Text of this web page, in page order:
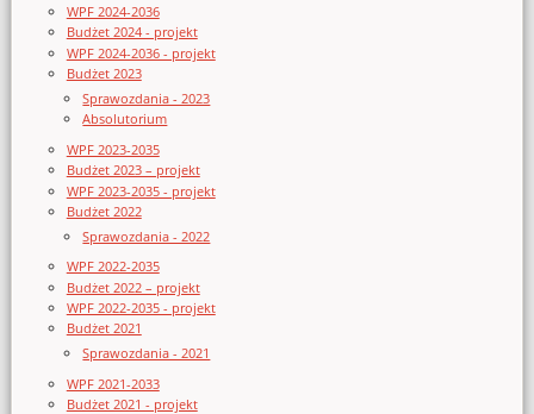
WPF 2024-2036
Budżet 2024 - projekt
WPF 2024-2036 - projekt
Budżet 2023
Sprawozdania - 2023
Absolutorium
WPF 2023-2035
Budżet 2023 – projekt
WPF 2023-2035 - projekt
Budżet 2022
Sprawozdania - 2022
WPF 2022-2035
Budżet 2022 – projekt
WPF 2022-2035 - projekt
Budżet 2021
Sprawozdania - 2021
WPF 2021-2033
Budżet 2021 - projekt